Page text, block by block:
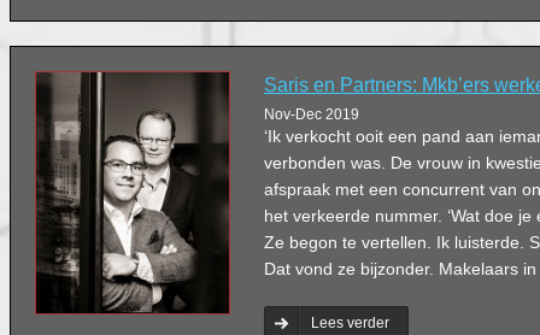
Saris en Partners: Mkb’ers
Nov-Dec 2019
‘Ik verkocht ooit een pand aan
verbonden was. De vrouw in
afspraak met een concurrent van
het verkeerde nummer. ‘Wat doe je
Ze begon te vertellen. Ik luisterde.
Dat vond ze bijzonder. Makelaars
Lees verder